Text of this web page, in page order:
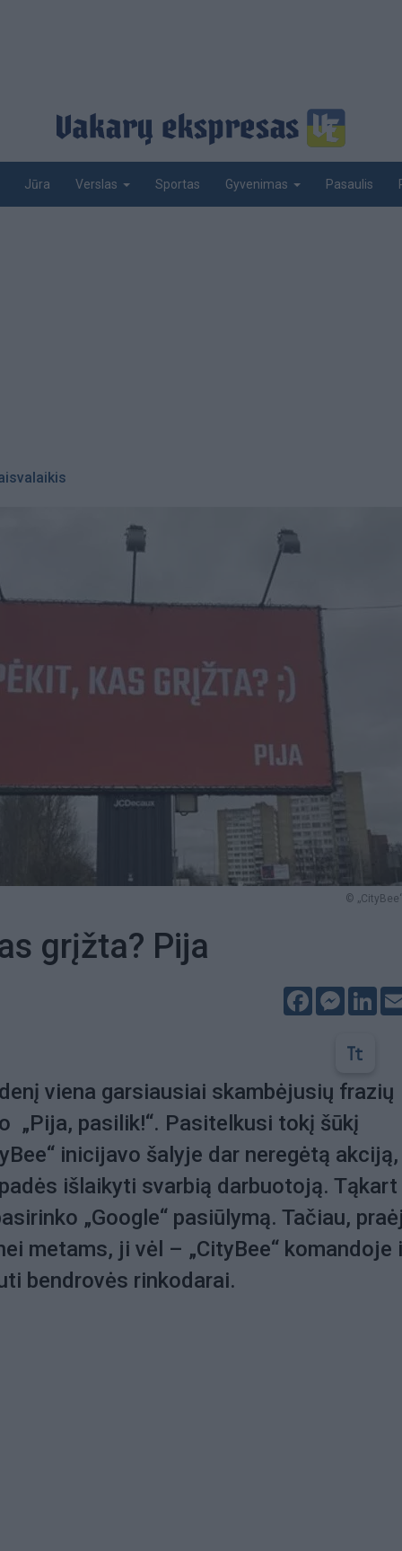
Jūra Verslas Sportas Gyvenimas Pasaulis
©
grįžta? Pija
Facebook
viena garsiausiai skambėjusių frazių
„Pija, pasilik!“. Pasitelkusi tokį šūkį
inicijavo šalyje dar neregėtą akciją,
išlaikyti svarbią darbuotoją.
„Google“ pasiūlymą. Tačiau,
metams, ji vėl – „CityBee“ komandoje
bendrovės rinkodarai.